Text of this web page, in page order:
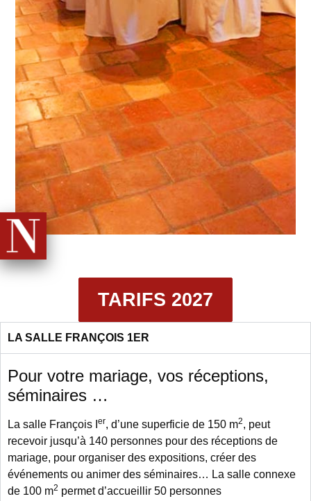
TARIFS 2027
LA SALLE FRANÇOIS 1ER
Pour votre mariage, vos réceptions,
séminaires …
La salle François I er, d’une superficie de 150 m2, peut
recevoir jusqu’à 140 personnes pour des réceptions de
mariage, pour organiser des expositions, créer des
événements ou animer des séminaires… La salle connexe
de 100 m2 permet d’accueillir 50 personnes